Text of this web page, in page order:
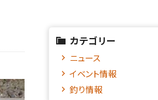
カテゴリー
ニュース
イベント情報
釣り情報